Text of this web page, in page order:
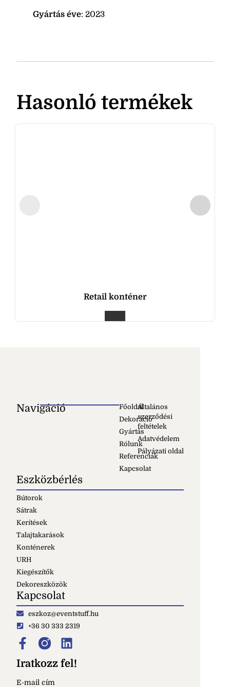
Gyártás éve: 2023
Hasonló termékek
Retail konténer
Navigáció
Főoldal
Dekoráció
Gyártás
Rólunk
Referenciák
Kapcsolat
Általános
szerződési
feltételek
Adatvédelem
Pályázati oldal
Eszközbérlés
Bútorok
Sátrak
Kerítések
Talajtakarások
Konténerek
URH
Kiegészítők
Dekoreszközök
Kapcsolat
eszkoz@eventstuff.hu
+36 30 333 2319
Iratkozz fel!
E-mail cím